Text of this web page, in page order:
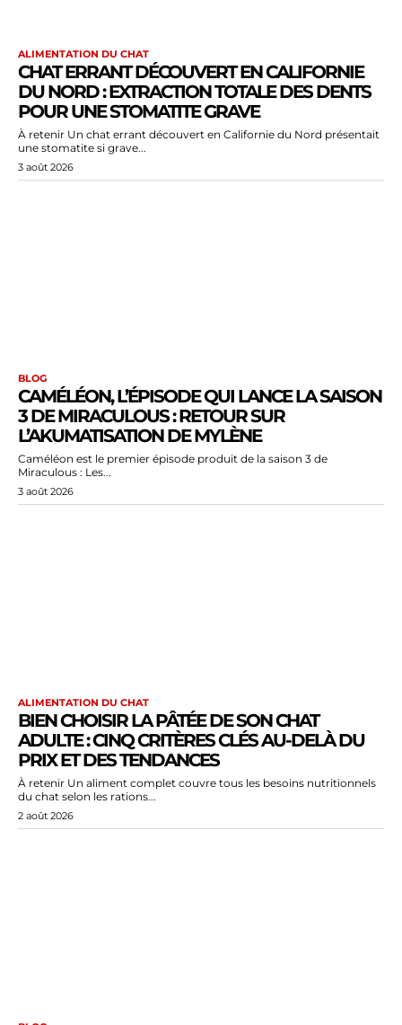
ALIMENTATION DU CHAT
CHAT ERRANT DÉCOUVERT EN CALIFORNIE
DU NORD : EXTRACTION TOTALE DES DENTS
POUR UNE STOMATITE GRAVE
À retenir Un chat errant découvert en Californie du Nord présentait
une stomatite si grave...
3 août 2026
BLOG
CAMÉLÉON, L’ÉPISODE QUI LANCE LA SAISON
3 DE MIRACULOUS : RETOUR SUR
L’AKUMATISATION DE MYLÈNE
Caméléon est le premier épisode produit de la saison 3 de
Miraculous : Les...
3 août 2026
ALIMENTATION DU CHAT
BIEN CHOISIR LA PÂTÉE DE SON CHAT
ADULTE : CINQ CRITÈRES CLÉS AU-DELÀ DU
PRIX ET DES TENDANCES
À retenir Un aliment complet couvre tous les besoins nutritionnels
du chat selon les rations...
2 août 2026